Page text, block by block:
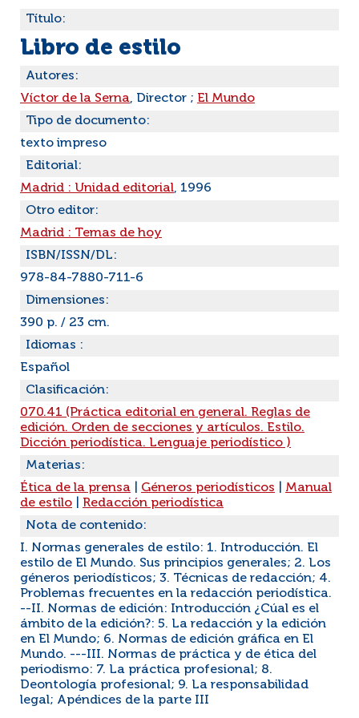
Título:
Libro de estilo
Autores:
Víctor de la Serna, Director ; El Mundo
Tipo de documento:
texto impreso
Editorial:
Madrid : Unidad editorial, 1996
Otro editor:
Madrid : Temas de hoy
ISBN/ISSN/DL:
978-84-7880-711-6
Dimensiones:
390 p. / 23 cm.
Idiomas :
Español
Clasificación:
070.41 (Práctica editorial en general. Reglas de
edición. Orden de secciones y artículos. Estilo.
Dicción periodística. Lenguaje periodístico )
Materias:
Ética de la prensa
Géneros periodísticos
Manual
de estilo
Redacción periodística
Nota de contenido:
I. Normas generales de estilo: 1. Introducción. El
estilo de El Mundo. Sus principios generales; 2. Los
géneros periodísticos; 3. Técnicas de redacción; 4.
Problemas frecuentes en la redacción periodística.
--II. Normas de edición: Introducción ¿Cúal es el
ámbito de la edición?: 5. La redacción y la edición
en El Mundo; 6. Normas de edición gráfica en El
Mundo. ---III. Normas de práctica y de ética del
periodismo: 7. La práctica profesional; 8.
Deontología profesional; 9. La responsabilidad
legal; Apéndices de la parte III